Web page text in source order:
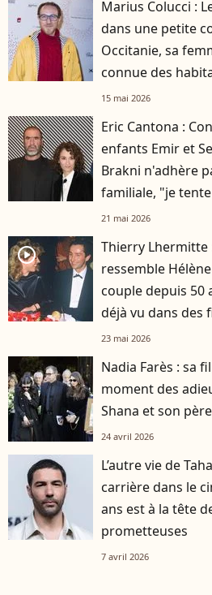
Marius Colucci :
dans une petite
Occitanie, sa
connue des
15 mai 2026
Eric Cantona :
enfants Emir et
Brakni n'adhère
familiale, "je
d'avis"
21 mai 2026
player2
Thierry Lhermitte
ressemble
couple depuis 50
déjà vu dans des
23 mai 2026
Nadia Farès : sa
moment des
Shana et son
24 avril 2026
L’autre vie de
carrière dans le
ans est à la tête
prometteuses
7 avril 2026